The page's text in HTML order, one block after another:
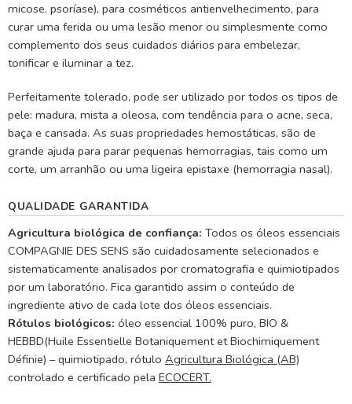
micose, psoríase), para cosméticos antienvelhecimento, para
curar uma ferida ou uma lesão menor ou simplesmente como
complemento dos seus cuidados diários para embelezar,
tonificar e iluminar a tez.
Perfeitamente tolerado, pode ser utilizado por todos os tipos de
pele: madura, mista a oleosa, com tendência para o acne, seca,
baça e cansada. As suas propriedades hemostáticas, são de
grande ajuda para parar pequenas hemorragias, tais como um
corte, um arranhão ou uma ligeira epistaxe (hemorragia nasal).
QUALIDADE GARANTIDA
Agricultura biológica de confiança: Todos os óleos essenciais
COMPAGNIE DES SENS são cuidadosamente selecionados e
sistematicamente analisados por cromatografia e quimiotipados
por um laboratório. Fica garantido assim o conteúdo de
ingrediente ativo de cada lote dos óleos essenciais.
Rótulos biológicos: óleo essencial 100% puro, BIO &
HEBBD(Huile Essentielle Botaniquement et Biochimiquement
Définie) – quimiotipado, rótulo Agricultura Biológica (AB)
controlado e certificado pela ECOCERT.